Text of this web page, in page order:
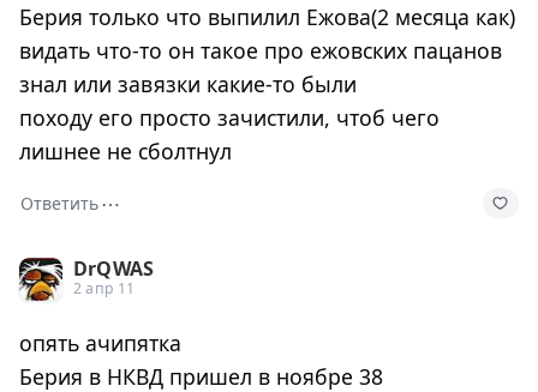
Берия только что выпилил Ежова(2 месяца как)
видать что-то он такое про ежовских пацанов
знал или завязки какие-то были
походу его просто зачистили, чтоб чего
лишнее не сболтнул
Ответить⋯
DrQWAS
2 апр 11
опять ачипятка
Берия в НКВД пришел в ноябре 38